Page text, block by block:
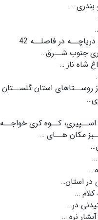
بندری …
ایــن دریاچــه در فاصلــه 42
جنوب شــرق…
شاه ناز …
روســتاهاى استان گلســتان
اســپیرى، کــوه کرى خواجــه
مکان هــاى …
…
استان…
کلام …
در…
نره …